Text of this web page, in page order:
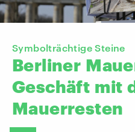
Symbolträchtige Steine
Berliner
Geschäft mit
Mauerresten